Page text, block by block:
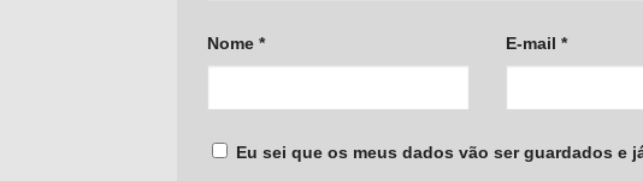
Nome * E-mail *
Eu sei que os meus dados vão ser guardados e